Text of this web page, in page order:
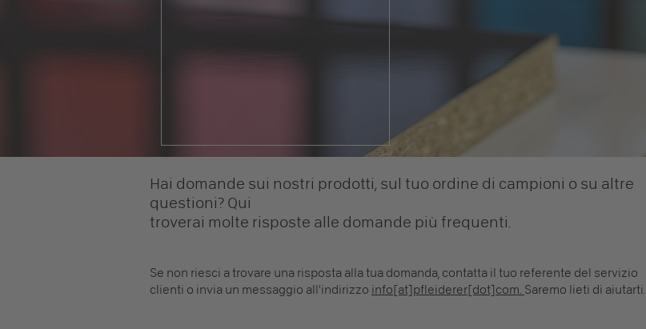
Hai domande sui nostri prodotti, sul tuo ordine di campioni o su altre
questioni? Qui
troverai molte risposte alle domande più frequenti.
Se non riesci a trovare una risposta alla tua domanda, contatta il tuo referente del servizio
clienti o invia un messaggio all'indirizzo info[at]pfleiderer[dot]com. Saremo lieti di aiutarti.